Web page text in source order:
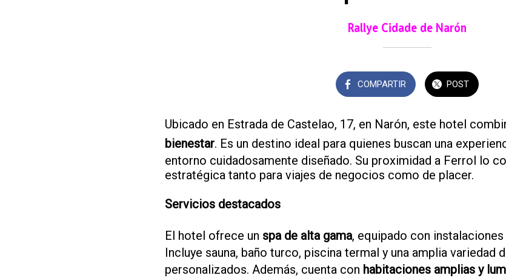
Rallye Cidade de Narón
COMPARTIR POST
Ubicado en Estrada de Castelao, 17, en Narón, este hotel
bienestar. Es un destino ideal para quienes buscan una
entorno cuidadosamente diseñado. Su proximidad a Ferrol lo
estratégica tanto para viajes de negocios como de placer.
Servicios destacados
El hotel ofrece un spa de alta gama, equipado con
Incluye sauna, baño turco, piscina termal y una amplia variedad
personalizados. Además, cuenta con habitaciones amplias y